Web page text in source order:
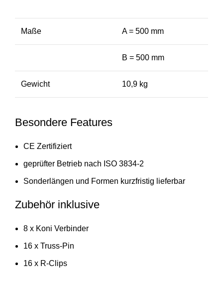
Maße A = 500 mm
B = 500 mm
Gewicht 10,9 kg
Besondere Features
CE Zertifiziert
geprüfter Betrieb nach ISO 3834-2
Sonderlängen und Formen kurzfristig lieferbar
Zubehör inklusive
8 x Koni Verbinder
16 x Truss-Pin
16 x R-Clips